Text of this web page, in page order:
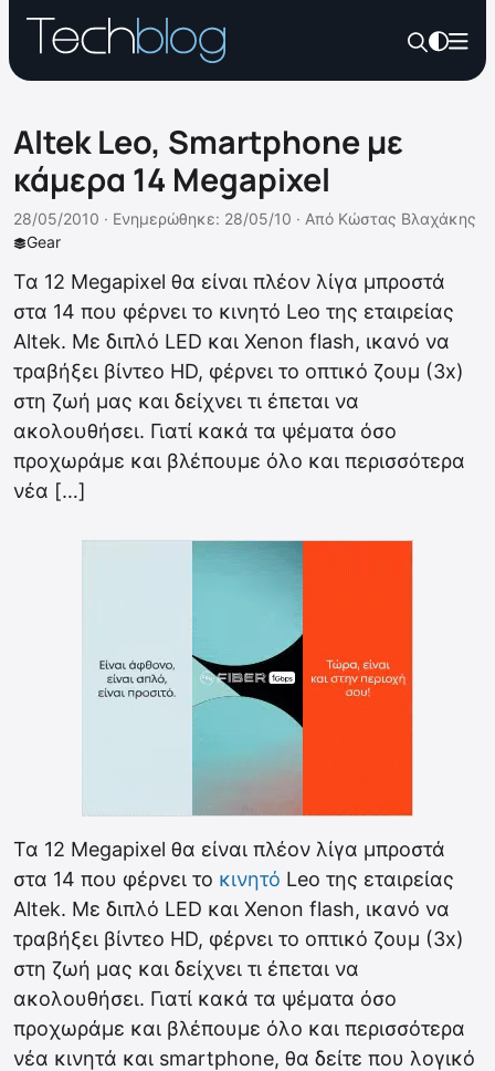
Altek Leo, Smartphone με
κάμερα 14 Megapixel
Gear
28/05/2010 · Ενημερώθηκε: 28/05/10 · Από Κώστας Βλαχάκης
Τα 12 Megapixel θα είναι πλέον λίγα μπροστά
στα 14 που φέρνει το κινητό Leo της εταιρείας
Altek. Με διπλό LED και Xenon flash, ικανό να
τραβήξει βίντεο HD, φέρνει το οπτικό ζουμ (3x)
στη ζωή μας και δείχνει τι έπεται να
ακολουθήσει. Γιατί κακά τα ψέματα όσο
προχωράμε και βλέπουμε όλο και περισσότερα
νέα […]
Τα 12 Megapixel θα είναι πλέον λίγα μπροστά
στα 14 που φέρνει το κινητό Leo της εταιρείας
Altek. Με διπλό LED και Xenon flash, ικανό να
τραβήξει βίντεο HD, φέρνει το οπτικό ζουμ (3x)
στη ζωή μας και δείχνει τι έπεται να
ακολουθήσει. Γιατί κακά τα ψέματα όσο
προχωράμε και βλέπουμε όλο και περισσότερα
νέα κινητά και smartphone, θα δείτε που λογικό